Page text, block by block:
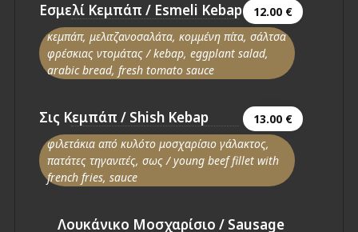
Εσμελί Κεμπάπ / Esmeli Kebap
12.00 €
κεμπάπ, μελιτζανοσαλάτα, κομμένη πίτα, σάλτσα
φρέσκιας ντομάτας / kebap, eggplant salad,
arabic bread, fresh tomato sauce
Σις Κεμπάπ / Shish Kebap
13.00 €
φιλετάκια από κυλότο μοσχαρίσιο γάλακτος,
πατάτες τηγανιτές, σως / young beef fillet with
french fries, sauce
Λουκάνικο Μοσχαρίσιο / Sausage